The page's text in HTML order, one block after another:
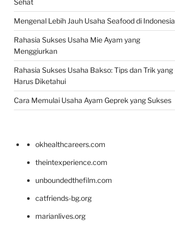
Sehat
Mengenal Lebih Jauh Usaha Seafood di Indonesia
Rahasia Sukses Usaha Mie Ayam yang
Menggiurkan
Rahasia Sukses Usaha Bakso: Tips dan Trik yang
Harus Diketahui
Cara Memulai Usaha Ayam Geprek yang Sukses
okhealthcareers.com
theintexperience.com
unboundedthefilm.com
catfriends-bg.org
marianlives.org